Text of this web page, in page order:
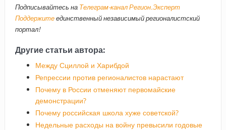
Подписывайтесь на Телеграм-канал Регион.Эксперт
Поддержитеединственный независимый регионалистский
портал!
Другие статьи автора:
Между Сциллой и Харибдой
Репрессии против регионалистов нарастают
Почему в России отменяют первомайские
демонстрации?
Почему российская школа хуже советской?
Недельные расходы на войну превысили годовые